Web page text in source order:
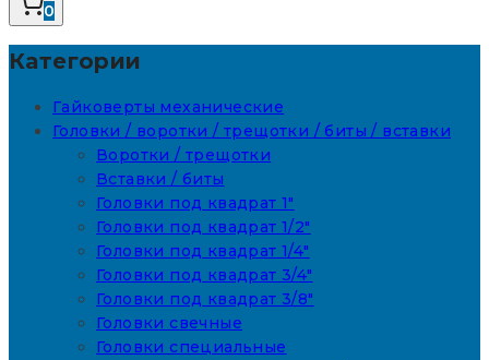
0
Категории
Гайковерты механические
Головки / воротки / трещотки / биты / вставки
Воротки / трещотки
Вставки / биты
Головки под квадрат 1"
Головки под квадрат 1/2"
Головки под квадрат 1/4"
Головки под квадрат 3/4"
Головки под квадрат 3/8"
Головки свечные
Головки специальные